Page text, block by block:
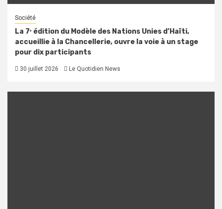
Société
La 7ᵉ édition du Modèle des Nations Unies d’Haïti,
accueillie à la Chancellerie, ouvre la voie à un stage
pour dix participants
30 juillet 2026 Le Quotidien News